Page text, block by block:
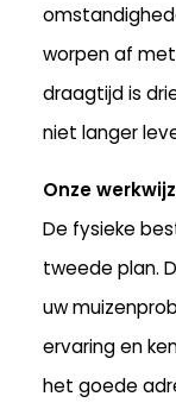
worpen af
draagtijd is
niet langer
Onze
De fysieke
tweede plan.
uw
ervaring en
het goede